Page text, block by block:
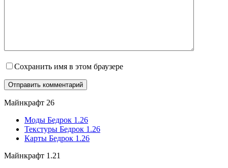
Сохранить имя в этом браузере
Майнкрафт 26
Моды Бедрок 1.26
Текстуры Бедрок 1.26
Карты Бедрок 1.26
Майнкрафт 1.21